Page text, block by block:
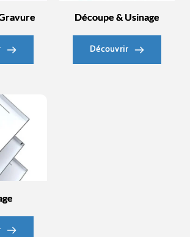
Découpe & Usinage
Découvrir